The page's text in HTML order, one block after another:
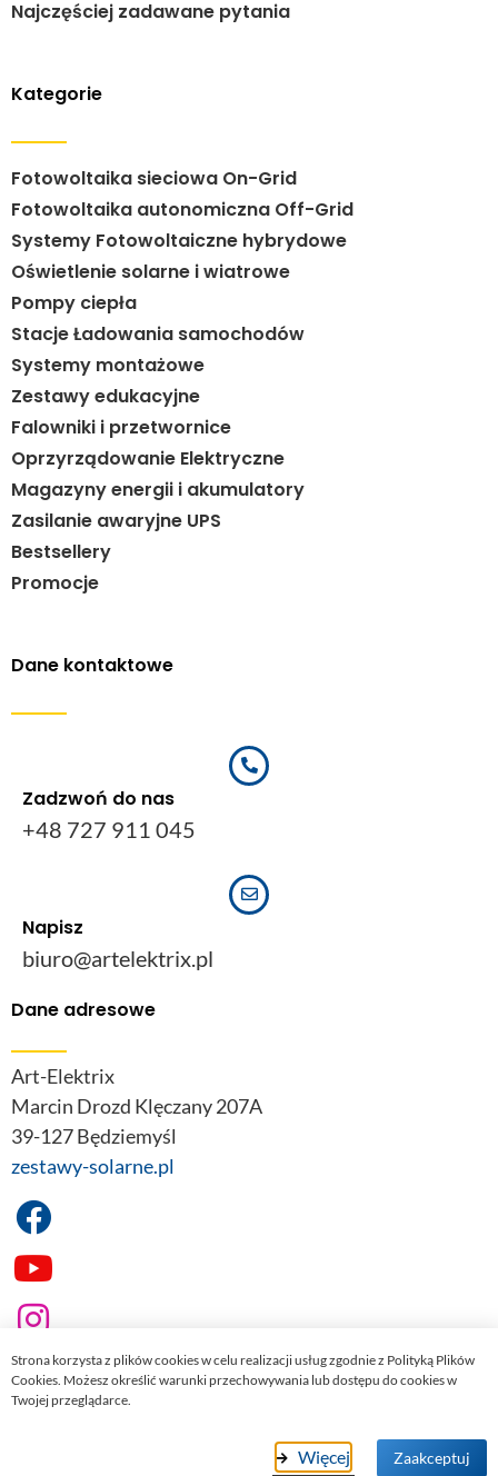
Najczęściej zadawane pytania
Kategorie
Fotowoltaika sieciowa On-Grid
Fotowoltaika autonomiczna Off-Grid
Systemy Fotowoltaiczne hybrydowe
Oświetlenie solarne i wiatrowe
Pompy ciepła
Stacje Ładowania samochodów
Systemy montażowe
Zestawy edukacyjne
Falowniki i przetwornice
Oprzyrządowanie Elektryczne
Magazyny energii i akumulatory
Zasilanie awaryjne UPS
Bestsellery
Promocje
Dane kontaktowe
Zadzwoń do nas
+48 727 911 045
Napisz
biuro@artelektrix.pl
Dane adresowe
Art-Elektrix
Marcin Drozd Klęczany 207A
39-127 Będziemyśl
zestawy-solarne.pl
. Wszelkie prawa zastrzeżone.
Strona korzysta z plików cookies w celu realizacji usług zgodnie z Polityką Plików
Cookies. Możesz określić warunki przechowywania lub dostępu do cookies w
Twojej przeglądarce.
Więcej Zaakceptuj